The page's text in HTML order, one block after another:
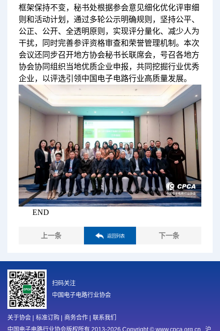
框架保持不变，秘书处根据参会意见细化优化评审细
则和活动计划，通过多轮公示明确规则，坚持公平、
公正、公开、全透明原则，实现评分量化、减少人为
干扰，同时完善参评资格审查和荣誉管理机制。本次
会议还同步召开地方协会秘书长联席会，号召各地方
协会协同组织当地优质企业申报，共同挖掘行业优秀
企业，以评选引领中国电子电路行业高质量发展。
END
上一条 返回列表 下一条
关于协会 | 标准订购 | 商务合作 | 联系我们
中国电子电路行业协会版权所有 2013-2026 Copyright © www.cpca.org.cn 沪
扫码关注
中国电子电路行业协会